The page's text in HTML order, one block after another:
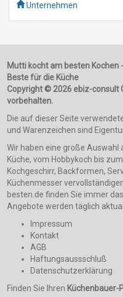
Unternehmen
Mutti kocht am besten Kochen
Beste für die Küche
Copyright © 2026 ebiz-consult
vorbehalten.
Die auf dieser Seite
und Warenzeichen sind
Wir haben eine große
Küche, vom Hobbykoch bis
Kochgeschirr, Backformen,
Küchenmesser
besten.de finden Sie immer
Angebote werden täglich
Impressum
Kontakt
AGB
Haftungsaussschluß
Datenschutzerklärung
Finden Sie Ihren Küchenbauer-